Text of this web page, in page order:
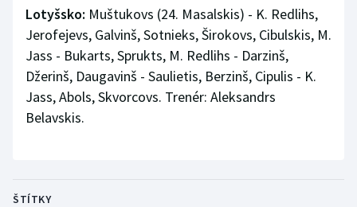
Lotyšsko: Muštukovs (24. Masalskis) - K. Redlihs,
Jerofejevs, Galvinš, Sotnieks, Širokovs, Cibulskis, M.
Jass - Bukarts, Sprukts, M. Redlihs - Darzinš,
Džerinš, Daugavinš - Saulietis, Berzinš, Cipulis - K.
Jass, Abols, Skvorcovs. Trenér: Aleksandrs
Belavskis.
ŠTÍTKY